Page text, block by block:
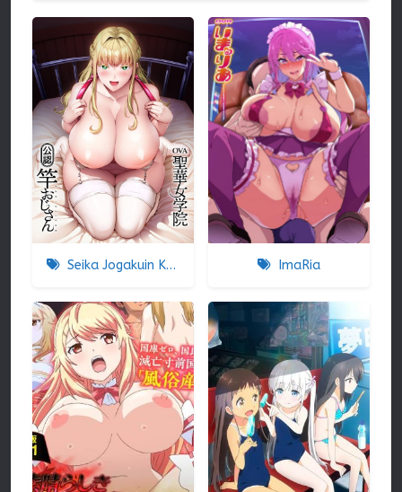
Seika Jogakuin Koutoubu Kounin Sao Oji-san ImaRia